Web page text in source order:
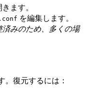
ます。
を編集します。
みのため、多くの場
復元するには：